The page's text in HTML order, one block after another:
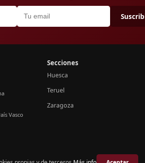
Vasco
Secciones
Huesca
Teruel
Zaragoza